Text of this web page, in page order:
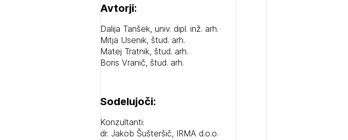
Avtorji:
Dalija Tanšek, univ. dipl. inž. arh.
Mitja Usenik, štud. arh.
Matej Tratnik, štud. arh.
Boris Vranič, štud. arh.
Sodelujoči:
Konzultanti:
dr. Jakob Šušteršič, IRMA d.o.o.